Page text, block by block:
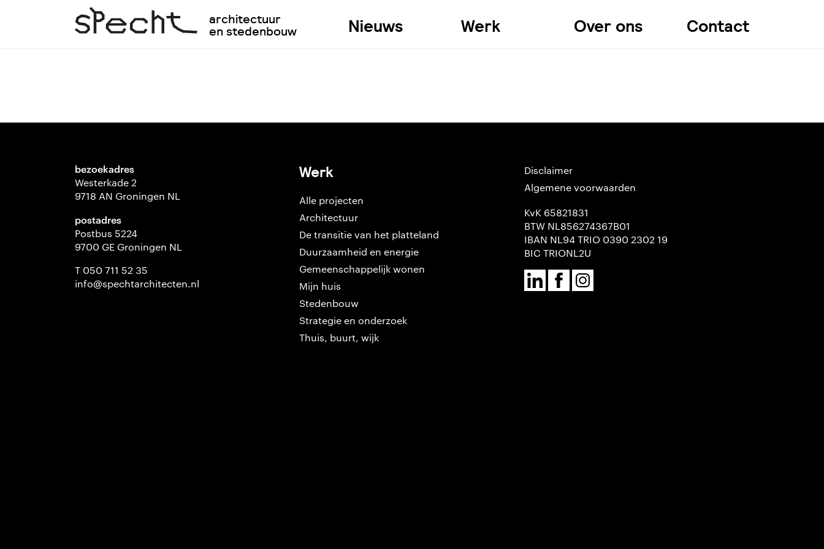
architectuur
en stedenbouw Nieuws Werk Over ons Contact
bezoekadres
Westerkade 2
9718 AN Groningen NL
postadres
Postbus 5224
9700 GE Groningen NL
T 050 711 52 35
info@spechtarchitecten.nl
Werk
Alle projecten
Architectuur
De transitie van het platteland
Duurzaamheid en energie
Gemeenschappelijk wonen
Mijn huis
Stedenbouw
Strategie en onderzoek
Thuis, buurt, wijk
Disclaimer
Algemene voorwaarden
KvK 65821831
BTW NL856274367B01
IBAN NL94 TRIO 0390 2302 19
BIC TRIONL2U